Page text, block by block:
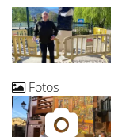
Fotos